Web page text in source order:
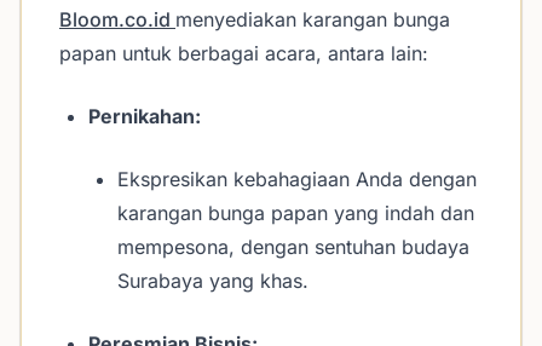
Bloom.co.id menyediakan karangan bunga
papan untuk berbagai acara, antara lain:
Pernikahan:
Ekspresikan kebahagiaan Anda dengan
karangan bunga papan yang indah dan
mempesona, dengan sentuhan budaya
Surabaya yang khas.